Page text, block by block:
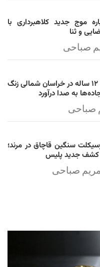
موج جدید کلاهبرداری با
و ثنا
صباحی
توقیف پژو ۴۰۵ با راننده ۱۲ ساله در خراسان شمالی زنگ
به صدا درآورد
صباحی
سنگین قاچاق در مرند؛
مریم صباحی